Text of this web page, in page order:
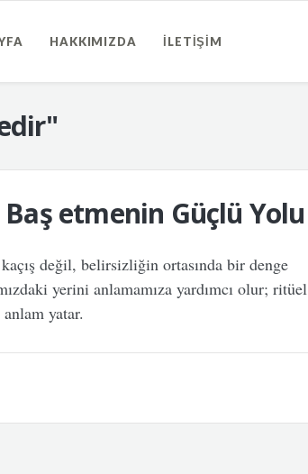
HAKKIMIZDA İLETIŞIM
etmenin Güçlü Yolu
değil, belirsizliğin ortasında bir denge
yerini anlamamıza yardımcı olur; ritüel
yatar.